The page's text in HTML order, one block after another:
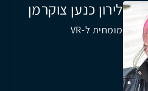
לירון כנען צוקרמן
מומחית ל-VR